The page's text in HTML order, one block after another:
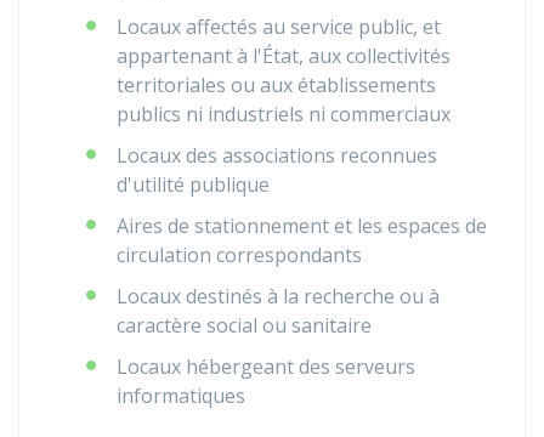
Locaux affectés au service public, et
appartenant à l'État, aux collectivités
territoriales ou aux établissements
publics ni industriels ni commerciaux
Locaux des associations reconnues
d'utilité publique
Aires de stationnement et les espaces de
circulation correspondants
Locaux destinés à la recherche ou à
caractère social ou sanitaire
Locaux hébergeant des serveurs
informatiques